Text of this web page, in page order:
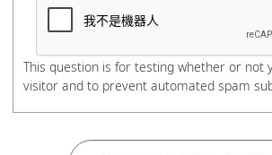
電話號碼
This question is for testing whether or not
visitor and to prevent automated spam